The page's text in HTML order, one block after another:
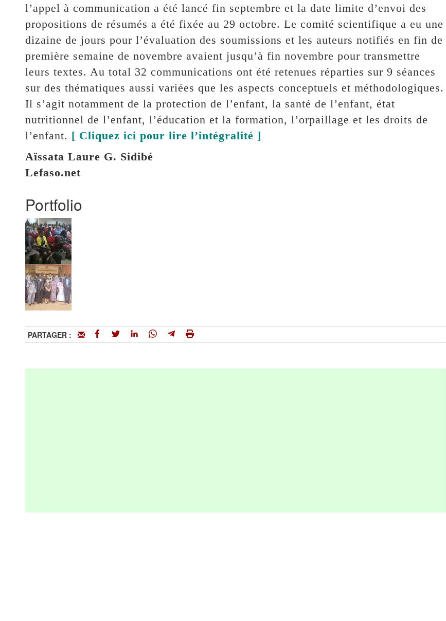
l’appel à communication a été lancé fin septembre et la date limite d’envoi des
propositions de résumés a été fixée au 29 octobre. Le comité scientifique a eu une
dizaine de jours pour l’évaluation des soumissions et les auteurs notifiés en fin de
première semaine de novembre avaient jusqu’à fin novembre pour transmettre
leurs textes. Au total 32 communications ont été retenues réparties sur 9 séances
sur des thématiques aussi variées que les aspects conceptuels et méthodologiques.
Il s’agit notamment de la protection de l’enfant, la santé de l’enfant, état
nutritionnel de l’enfant, l’éducation et la formation, l’orpaillage et les droits de
l’enfant. [ Cliquez ici pour lire l’intégralité ]
Aïssata Laure G. Sidibé
Lefaso.net
Portfolio
PARTAGER :